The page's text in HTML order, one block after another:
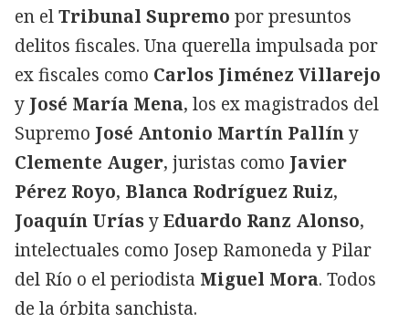
en elTribunal Supremo por presuntos
delitos fiscales. Una querella impulsada por
ex fiscales como Carlos Jiménez Villarejo
y José María Mena, los ex magistrados del
Supremo José Antonio Martín Pallíny
Clemente Auger, juristas como Javier
Pérez Royo, Blanca Rodríguez Ruiz,
Joaquín UríasyEduardo Ranz Alonso,
intelectuales como Josep Ramoneda y Pilar
del Río o el periodista Miguel Mora. Todos
de la órbita sanchista.